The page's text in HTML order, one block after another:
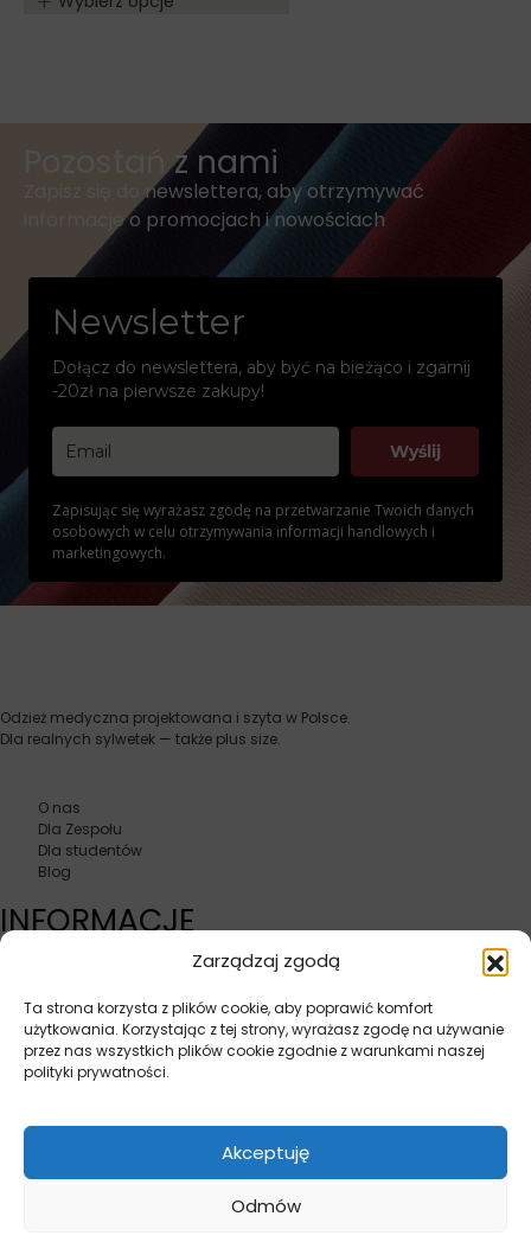
Zarządzaj zgodą
Ta strona korzysta z plików cookie, aby poprawić komfort
użytkowania. Korzystając z tej strony, wyrażasz zgodę na używanie
przez nas wszystkich plików cookie zgodnie z warunkami naszej
polityki prywatności.
Akceptuję
Odmów
Pozostań z nami
Zapisz się do newslettera, aby otrzymywać
informacje o promocjach i nowościach
Newsletter
Dołącz do newslettera, aby być na bieżąco i zgarnij
-20zł na pierwsze zakupy!
Wyślij
Zapisując się wyrażasz zgodę na przetwarzanie Twoich danych
osobowych w celu otrzymywania informacji handlowych i
marketingowych.
Odzież medyczna projektowana i szyta w Polsce.
Dla realnych sylwetek — także plus size.
O nas
Dla Zespołu
Dla studentów
Blog
INFORMACJE
Zwroty i wymiany
Polityka prywatności
Regulamin
Kontakt
514 593 295
517 415 351
Powered by Vento textile sp. z o.o.